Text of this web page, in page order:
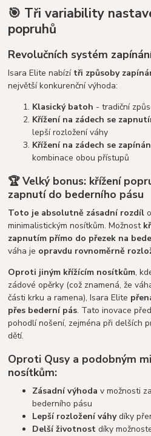
🎯 Tři variability
popruhů
Revolučních systém
Isara Elite nabízí tři způsoby
největší konkurenční výhoda:
Klasický batoh - tradiční
Křížení na zádech se
lepší rozložení váhy
Křížení na zádech se
kombinace obou přístupů
🏆 Velký bonus: křížení
zapnutí do bederního pásu
Toto je absolutně zásadní rozdíl
minimalistickým nosítkům. Možnost
zapnutím přímo do přezek na
váha je opravdu rovnoměrně
Oproti jiným křížícím nosítkům,
zádové opěrky (což znamená, že
části krku a ramena), Isara Elite
přes bederní pás. Tato inovace
pohodlí nošení, zejména při delších
dětí.
Oproti Qusy a podobným
nosítkům:
Zásadní výhoda v možnosti
bederního pásu
Lepší rozložení váhydíky
Delší životnost díky